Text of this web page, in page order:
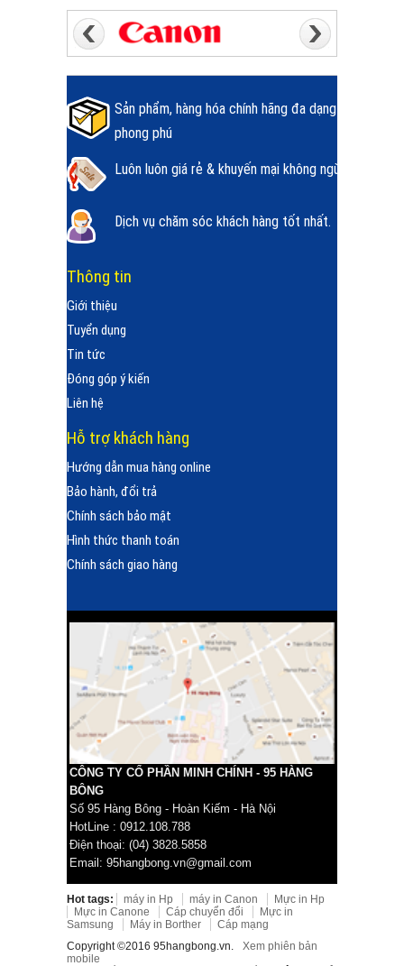
Sản phẩm, hàng hóa chính hãng đa dạng
phong phú
Luôn luôn giá rẻ & khuyến mại không ngừng.
Dịch vụ chăm sóc khách hàng tốt nhất.
Thông tin
Giới thiệu
Tuyển dụng
Tin tức
Đóng góp ý kiến
Liên hệ
Hỗ trợ khách hàng
Hướng dẫn mua hàng online
Bảo hành, đổi trả
Chính sách bảo mật
Hình thức thanh toán
Chính sách giao hàng
CÔNG TY CỔ PHẦN MINH CHÍNH - 95 HÀNG
BÔNG
Số 95 Hàng Bông - Hoàn Kiếm - Hà Nội
HotLine : 0912.108.788
Điện thoại: (04) 3828.5858
Email: 95hangbong.vn@gmail.com
Hot tags: máy in Hp máy in Canon
Mực in Hp
Mực in Canone
Cáp chuyển đổi
Mực in
Samsung
Máy in Borther
Cáp mạng
Copyright ©2016 95hangbong.vn.
Xem phiên bản
mobile